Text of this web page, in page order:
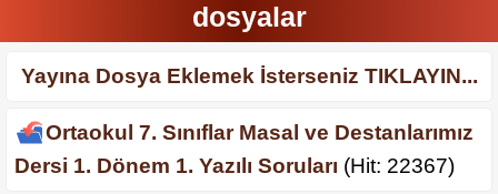
dosyalar
Yayına Dosya Eklemek İsterseniz TIKLAYIN...
Ortaokul 7. Sınıflar Masal ve Destanlarımız
Dersi 1. Dönem 1. Yazılı Soruları (Hit: 22367)